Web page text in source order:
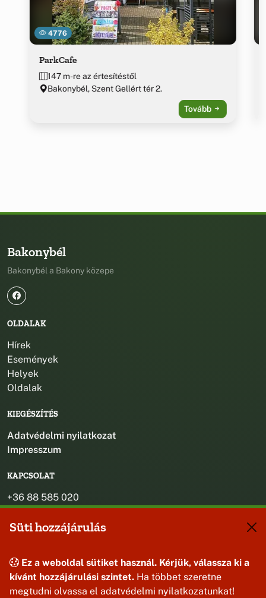
4776
ParkCafe
147 m-re az értesítéstől
Bakonybél, Szent Gellért tér 2.
Tovább
Bakonybél
Bakonybél a Bakony közepe
OLDALAK
Hírek
Események
Helyek
Oldalak
KIEGÉSZÍTÉS
Adatvédelmi nyilatkozat
Impresszum
KAPCSOLAT
+36 88 585 020
+36 30 442 8024
titkarsag@bakonybel.hu
8427 Bakonybél, Pápai u. 7.
Süti hozzájárulás
Ez a weboldal sütiket használ. Kérjük, válassza ki a
kívánt hozzájárulási szintet. Ha többet szeretne
megtudni olvassa el adatvédelmi nyilatkozatunkat!